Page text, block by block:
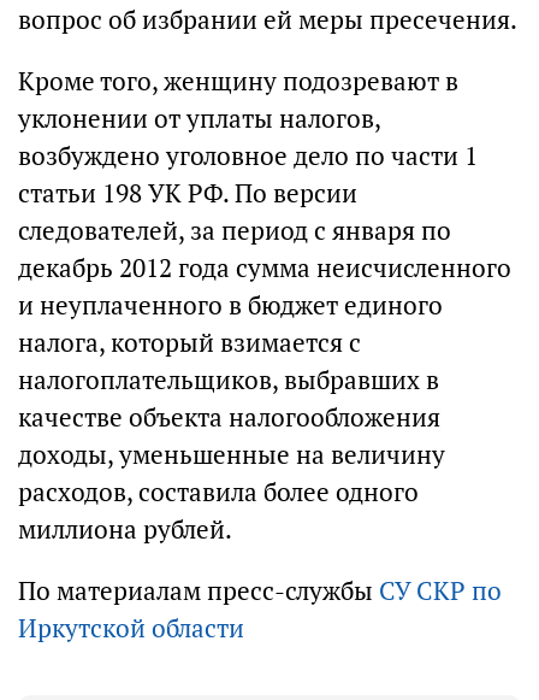
вопрос об избрании ей меры пресечения.
Кроме того, женщину подозревают в
уклонении от уплаты налогов,
возбуждено уголовное дело по части 1
статьи 198 УК РФ. По версии
следователей, за период с января по
декабрь 2012 года сумма неисчисленного
и неуплаченного в бюджет единого
налога, который взимается с
налогоплательщиков, выбравших в
качестве объекта налогообложения
доходы, уменьшенные на величину
расходов, составила более одного
миллиона рублей.
По материалам пресс-службы СУ СКР по
Иркутской области